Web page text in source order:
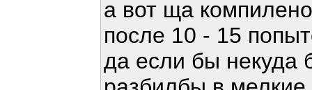
а вот ща
после 10 - 15
да если бы некуда